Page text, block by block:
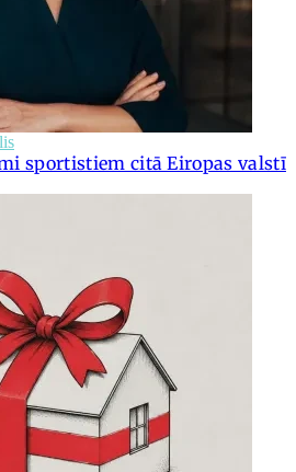
sportistiem citā Eiropas valstī